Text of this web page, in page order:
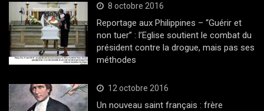
8 octobre 2016
Reportage aux Philippines – “Guérir et
non tuer” : l’Eglise soutient le combat du
président contre la drogue, mais pas ses
méthodes
12 octobre 2016
Un nouveau saint français : frère